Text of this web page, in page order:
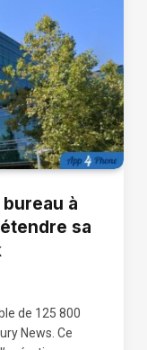
à
sa
de 125 800
News. Ce